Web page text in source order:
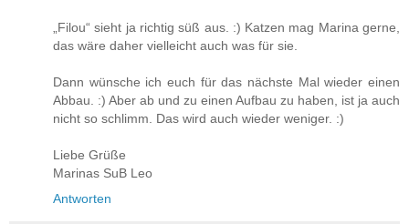
„Filou“ sieht ja richtig süß aus. :) Katzen mag Marina gerne,
das wäre daher vielleicht auch was für sie.
Dann wünsche ich euch für das nächste Mal wieder einen
Abbau. :) Aber ab und zu einen Aufbau zu haben, ist ja auch
nicht so schlimm. Das wird auch wieder weniger. :)
Liebe Grüße
Marinas SuB Leo
Antworten